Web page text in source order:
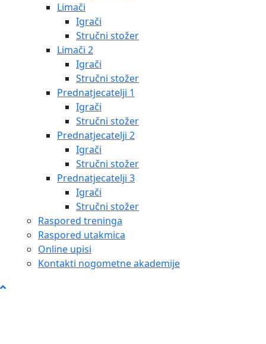
Limači
Igrači
Stručni stožer
Limači 2
Igrači
Stručni stožer
Prednatjecatelji 1
Igrači
Stručni stožer
Prednatjecatelji 2
Igrači
Stručni stožer
Prednatjecatelji 3
Igrači
Stručni stožer
Raspored treninga
Raspored utakmica
Online upisi
Kontakti nogometne akademije